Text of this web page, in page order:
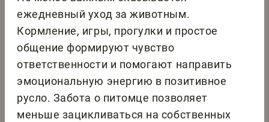
ежедневный уход за животным.
Кормление, игры, прогулки и простое
общение формируют чувство
ответственности и помогают направить
эмоциональную энергию в позитивное
русло. Забота о питомце позволяет
меньше зацикливаться на собственных